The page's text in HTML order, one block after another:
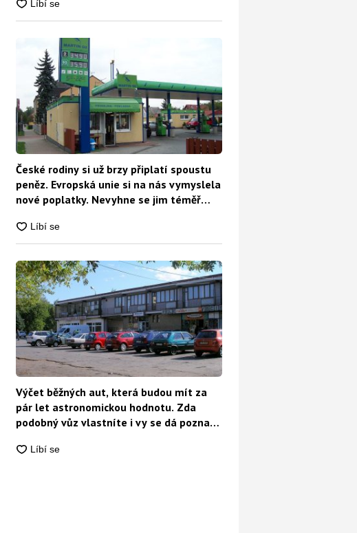
České rodiny si už brzy připlatí spoustu
peněz. Evropská unie si na nás vymyslela
nové poplatky. Nevyhne se jim téměř
Výčet běžných aut, která budou mít za
pár let astronomickou hodnotu. Zda
podobný vůz vlastníte i vy se dá poznat